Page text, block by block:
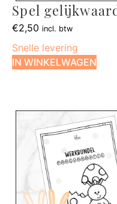
Spel
€2,50 incl. btw
Snelle levering
IN WINKELWAGEN